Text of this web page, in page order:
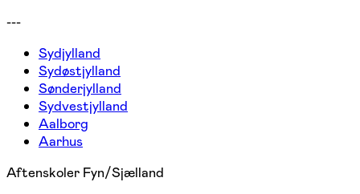
---
Sydjylland
Sydøstjylland
Sønderjylland
Sydvestjylland
Aalborg
Aarhus
Aftenskoler Fyn/Sjælland